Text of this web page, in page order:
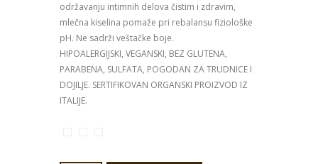
održavanju intimnih delova čistim i zdravim,
mlečna kiselina pomaže pri rebalansu fiziološke
pH. Ne sadrži veštačke boje.
HIPOALERGIJSKI, VEGANSKI, BEZ GLUTENA,
PARABENA, SULFATA, POGODAN ZA TRUDNICE I
DOJILJE. SERTIFIKOVAN ORGANSKI PROIZVOD IZ
ITALIJE.